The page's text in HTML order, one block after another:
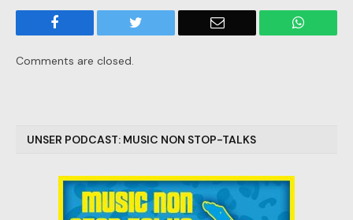
Email
Comments are closed.
UNSER PODCAST: MUSIC NON STOP-TALKS